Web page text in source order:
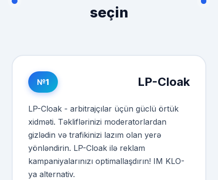
seçin
№1 LP-Cloak
LP-Cloak - arbitrajçılar üçün güclü örtük
xidməti. Təkliflərinizi moderatorlardan
gizlədin və trafikinizi lazım olan yerə
yönləndirin. LP-Cloak ilə reklam
kampaniyalarınızı optimallaşdırın! IM KLO-
ya alternativ.